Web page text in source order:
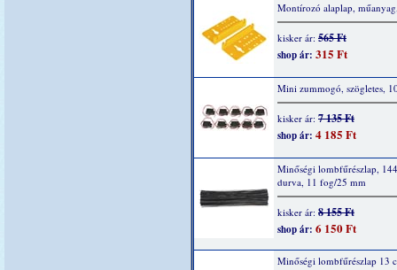
Montírozó alaplap,
kisker ár: 565 Ft
shop ár: 315 Ft
Mini zummogó, szögletes,
kisker ár: 7 135 Ft
shop ár: 4 185 Ft
Minőségi lombfűrészlap,
durva, 11 fog/25 mm
kisker ár: 8 155 Ft
shop ár: 6 150 Ft
Minőségi lombfűrészlap 13